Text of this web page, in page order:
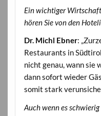
Ein wichtiger
hören Sie von den
Dr. Michl Ebner:
Restaurants in
nicht genau, wann sie
dann sofort wieder
somit stark
Auch wenn es